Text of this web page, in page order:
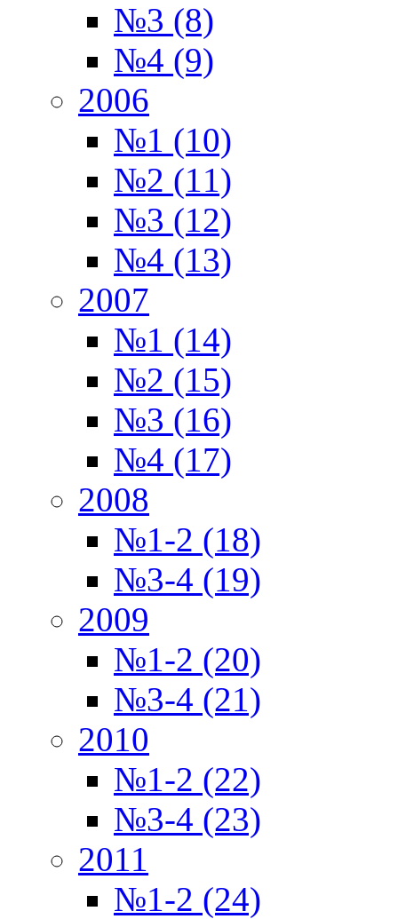
№3 (8)
№4 (9)
2006
№1 (10)
№2 (11)
№3 (12)
№4 (13)
2007
№1 (14)
№2 (15)
№3 (16)
№4 (17)
2008
№1-2 (18)
№3-4 (19)
2009
№1-2 (20)
№3-4 (21)
2010
№1-2 (22)
№3-4 (23)
2011
№1-2 (24)